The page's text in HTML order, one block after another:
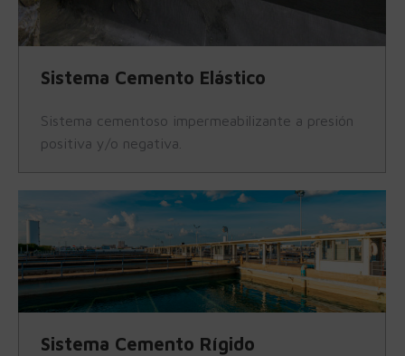
Sistema Cemento Elástico
Sistema cementoso impermeabilizante a presión
positiva y/o negativa.
Sistema Cemento Rígido